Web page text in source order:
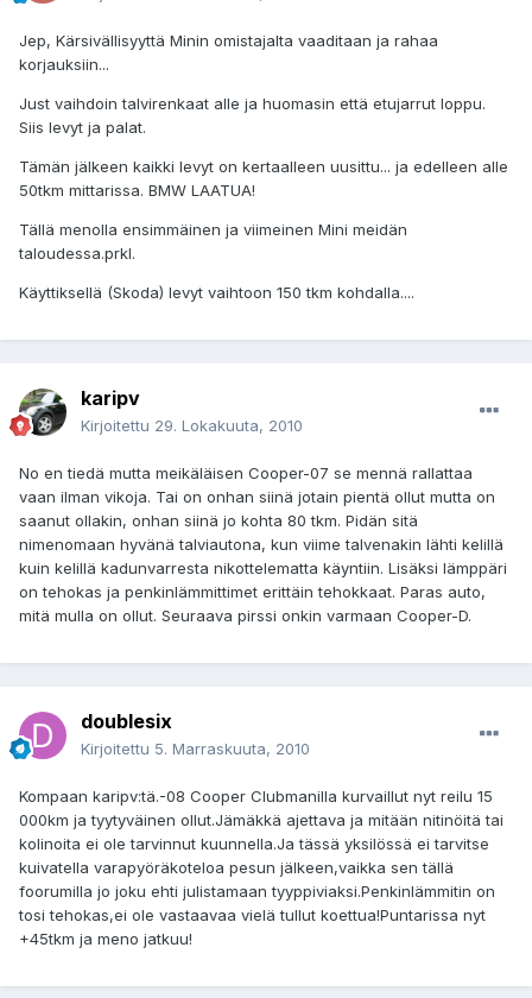
Jep, Kärsivällisyyttä Minin omistajalta vaaditaan ja rahaa
korjauksiin...
Just vaihdoin talvirenkaat alle ja huomasin että etujarrut loppu.
Siis levyt ja palat.
Tämän jälkeen kaikki levyt on kertaalleen uusittu... ja edelleen alle
50tkm mittarissa. BMW LAATUA!
Tällä menolla ensimmäinen ja viimeinen Mini meidän
taloudessa.prkl.
Käyttiksellä (Skoda) levyt vaihtoon 150 tkm kohdalla....
karipv
Kirjoitettu 29. Lokakuuta, 2010
No en tiedä mutta meikäläisen Cooper-07 se mennä rallattaa
vaan ilman vikoja. Tai on onhan siinä jotain pientä ollut mutta on
saanut ollakin, onhan siinä jo kohta 80 tkm. Pidän sitä
nimenomaan hyvänä talviautona, kun viime talvenakin lähti kelillä
kuin kelillä kadunvarresta nikottelematta käyntiin. Lisäksi lämppäri
on tehokas ja penkinlämmittimet erittäin tehokkaat. Paras auto,
mitä mulla on ollut. Seuraava pirssi onkin varmaan Cooper-D.
doublesix
Kirjoitettu 5. Marraskuuta, 2010
Kompaan karipv:tä.-08 Cooper Clubmanilla kurvaillut nyt reilu 15
000km ja tyytyväinen ollut.Jämäkkä ajettava ja mitään nitinöitä tai
kolinoita ei ole tarvinnut kuunnella.Ja tässä yksilössä ei tarvitse
kuivatella varapyöräkoteloa pesun jälkeen,vaikka sen tällä
foorumilla jo joku ehti julistamaan tyyppiviaksi.Penkinlämmitin on
tosi tehokas,ei ole vastaavaa vielä tullut koettua!Puntarissa nyt
+45tkm ja meno jatkuu!